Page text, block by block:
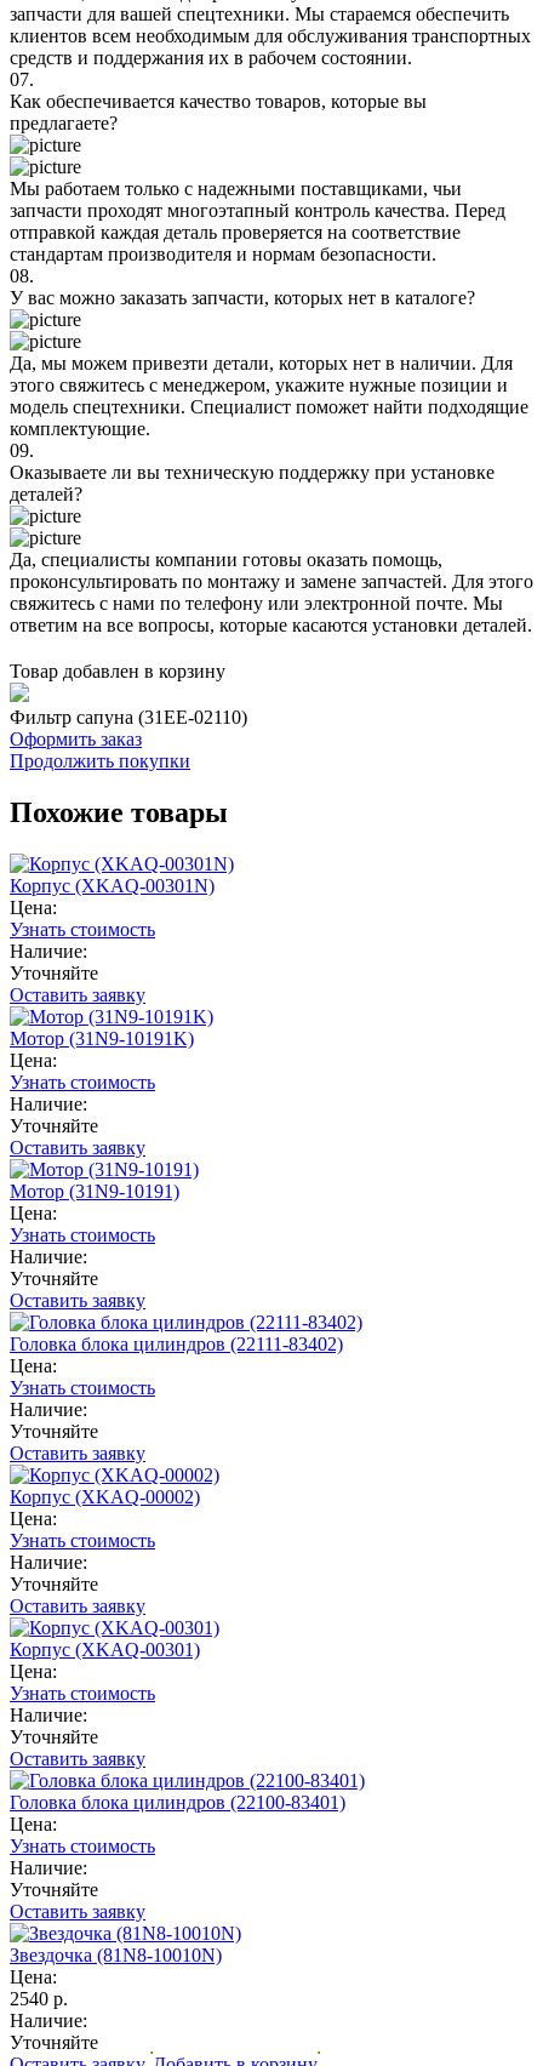
запчасти для вашей спецтехники. Мы стараемся обеспечить
клиентов всем необходимым для обслуживания транспортных
средств и поддержания их в рабочем состоянии.
07.
Как обеспечивается качество товаров, которые вы
предлагаете?
Мы работаем только с надежными поставщиками, чьи
запчасти проходят многоэтапный контроль качества. Перед
отправкой каждая деталь проверяется на соответствие
стандартам производителя и нормам безопасности.
08.
У вас можно заказать запчасти, которых нет в каталоге?
Да, мы можем привезти детали, которых нет в наличии. Для
этого свяжитесь с менеджером, укажите нужные позиции и
модель спецтехники. Специалист поможет найти подходящие
комплектующие.
09.
Оказываете ли вы техническую поддержку при установке
деталей?
Да, специалисты компании готовы оказать помощь,
проконсультировать по монтажу и замене запчастей. Для этого
свяжитесь с нами по телефону или электронной почте. Мы
ответим на все вопросы, которые касаются установки деталей.
Товар добавлен в корзину
Фильтр сапуна (31EE-02110)
Оформить заказ
Продолжить покупки
Похожие товары
Корпус (XKAQ-00301N)
Цена:
Узнать стоимость
Наличие:
Уточняйте
Оставить заявку
Мотор (31N9-10191K)
Цена:
Узнать стоимость
Наличие:
Уточняйте
Оставить заявку
Мотор (31N9-10191)
Цена:
Узнать стоимость
Наличие:
Уточняйте
Оставить заявку
Головка блока цилиндров (22111-83402)
Цена:
Узнать стоимость
Наличие:
Уточняйте
Оставить заявку
Корпус (XKAQ-00002)
Цена:
Узнать стоимость
Наличие:
Уточняйте
Оставить заявку
Корпус (XKAQ-00301)
Цена:
Узнать стоимость
Наличие:
Уточняйте
Оставить заявку
Головка блока цилиндров (22100-83401)
Цена:
Узнать стоимость
Наличие:
Уточняйте
Оставить заявку
Звездочка (81N8-10010N)
Цена:
2540 р.
Наличие:
Уточняйте